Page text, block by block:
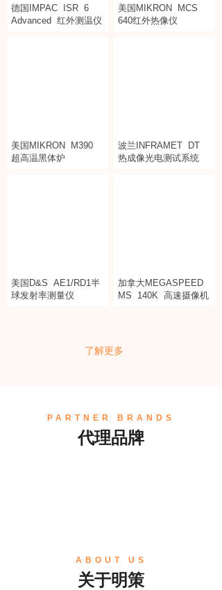
德国IMPAC ISR 6
Advanced 红外测温仪
美国MIKRON
MCS
640红外热像仪
美国MIKRON
M390
超高温黑体炉
波兰INFRAMET
DT
热成像光电测试系统
美国D&S AE1/RD1半
球发射率测量仪
加拿大MEGASPEED
MS
140K 高速摄像机
了解更多
PARTNER BRANDS
代理品牌
ABOUT US
关于明策